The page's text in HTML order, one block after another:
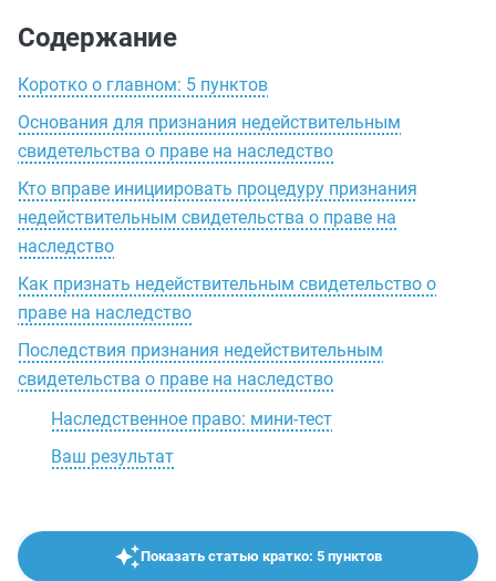
Содержание
Коротко о главном: 5 пунктов
Основания для признания недействительным
свидетельства о праве на наследство
Кто вправе инициировать процедуру признания
недействительным свидетельства о праве на
наследство
Как признать недействительным свидетельство о
праве на наследство
Последствия признания недействительным
свидетельства о праве на наследство
Наследственное право: мини-тест
Ваш результат
Показать статью кратко: 5 пунктов